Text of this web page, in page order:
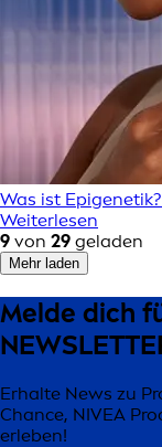
Was ist
Weiterlesen
9 von 29 geladen
Mehr laden
Melde dich
Erhalte News zu
Chance, NIVEA
erleben!